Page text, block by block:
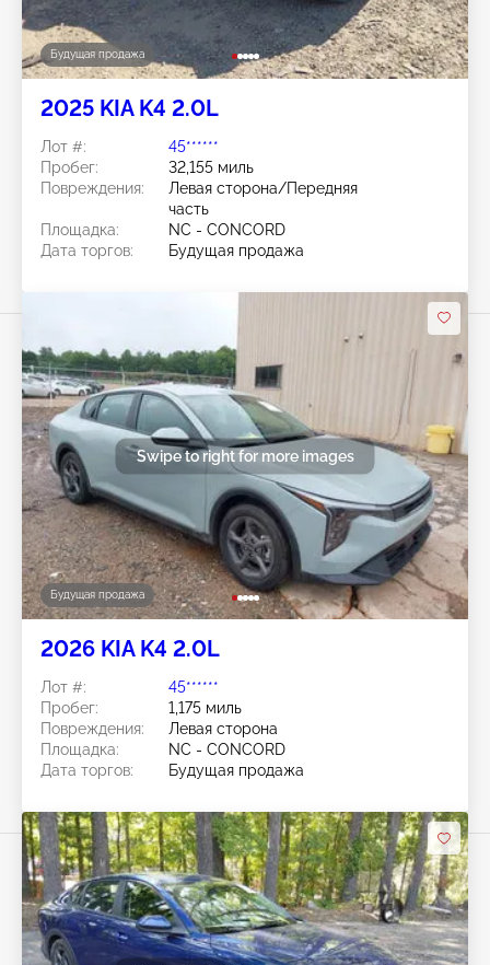
Будущая продажа
2025 KIA K4 2.0L
Лот #:
45******
Пробег:
32,155 миль
Повреждения:
Левая сторона/Передняя
часть
Площадка:
NC - CONCORD
Дата торгов:
Будущая продажа
Будущая продажа
Swipe to right for more images
2026 KIA K4 2.0L
Лот #:
45******
Пробег:
1,175 миль
Повреждения:
Левая сторона
Площадка:
NC - CONCORD
Дата торгов:
Будущая продажа